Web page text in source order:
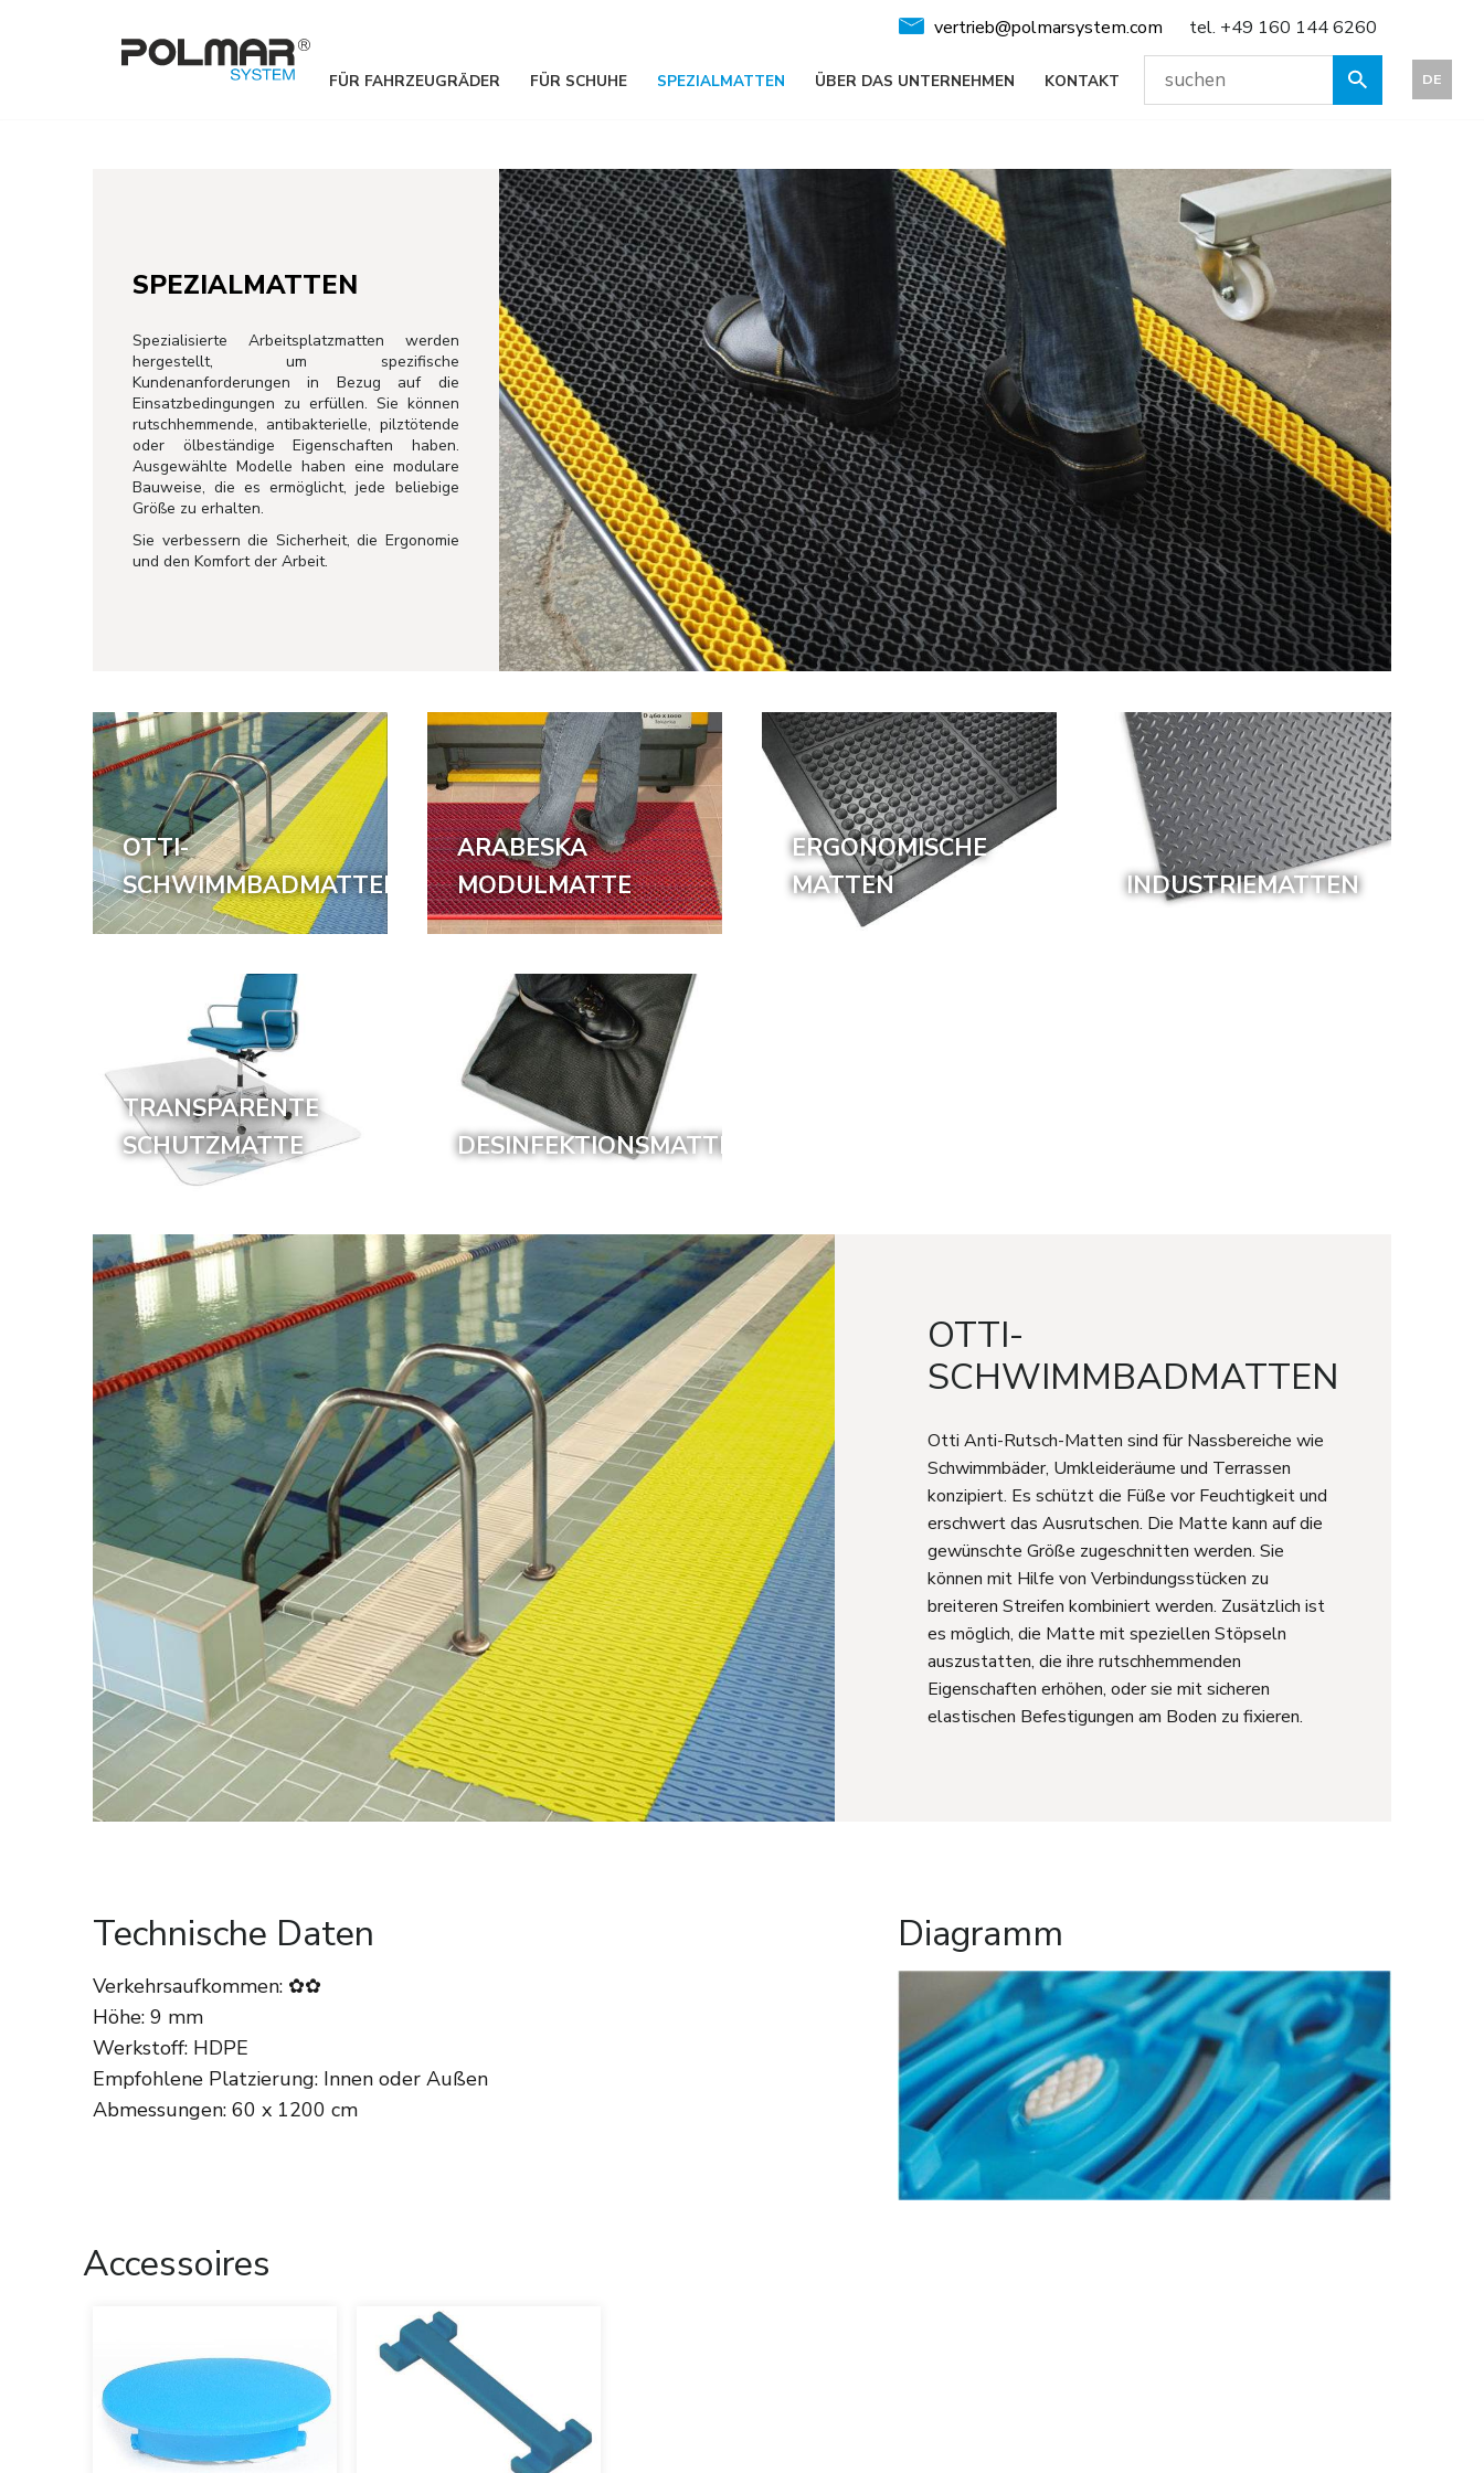
vertrieb@polmarsystem.com tel. +49 160 144 6260
FÜR FAHRZEUGRÄDER FÜR SCHUHE SPEZIALMATTEN ÜBER DAS UNTERNEHMEN KONTAKT DE
SPEZIALMATTEN
Spezialisierte Arbeitsplatzmatten werden
hergestellt, um spezifische
Kundenanforderungen in Bezug auf die
Einsatzbedingungen zu erfüllen. Sie können
rutschhemmende, antibakterielle, pilztötende
oder ölbeständige Eigenschaften haben.
Ausgewählte Modelle haben eine modulare
Bauweise, die es ermöglicht, jede beliebige
Größe zu erhalten.
Sie verbessern die Sicherheit, die Ergonomie
und den Komfort der Arbeit.
OTTI-
SCHWIMMBADMATTEN
ARABESKA
MODULMATTE
ERGONOMISCHE
MATTEN
INDUSTRIEMATTEN
TRANSPARENTE
SCHUTZMATTE
DESINFEKTIONSMATTE
OTTI-
SCHWIMMBADMATTEN
Otti Anti-Rutsch-Matten sind für Nassbereiche wie
Schwimmbäder, Umkleideräume und Terrassen
konzipiert. Es schützt die Füße vor Feuchtigkeit und
erschwert das Ausrutschen. Die Matte kann auf die
gewünschte Größe zugeschnitten werden. Sie
können mit Hilfe von Verbindungsstücken zu
breiteren Streifen kombiniert werden. Zusätzlich ist
es möglich, die Matte mit speziellen Stöpseln
auszustatten, die ihre rutschhemmenden
Eigenschaften erhöhen, oder sie mit sicheren
elastischen Befestigungen am Boden zu fixieren.
Technische Daten
Verkehrsaufkommen: ✿✿
Höhe: 9 mm
Werkstoff: HDPE
Empfohlene Platzierung: Innen oder Außen
Abmessungen: 60 x 1200 cm
Diagramm
Accessoires